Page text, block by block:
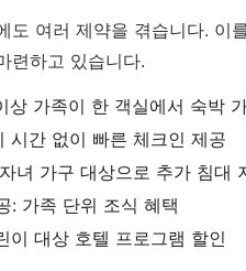
도 여러 제약을 겪습니다. 이
련하고 있습니다.
상 가족이 한 객실에서 숙박
시간 없이 빠른 체크인 제공
녀 가구 대상으로 추가 침대
: 가족 단위 조식 혜택
이 대상 호텔 프로그램 할인